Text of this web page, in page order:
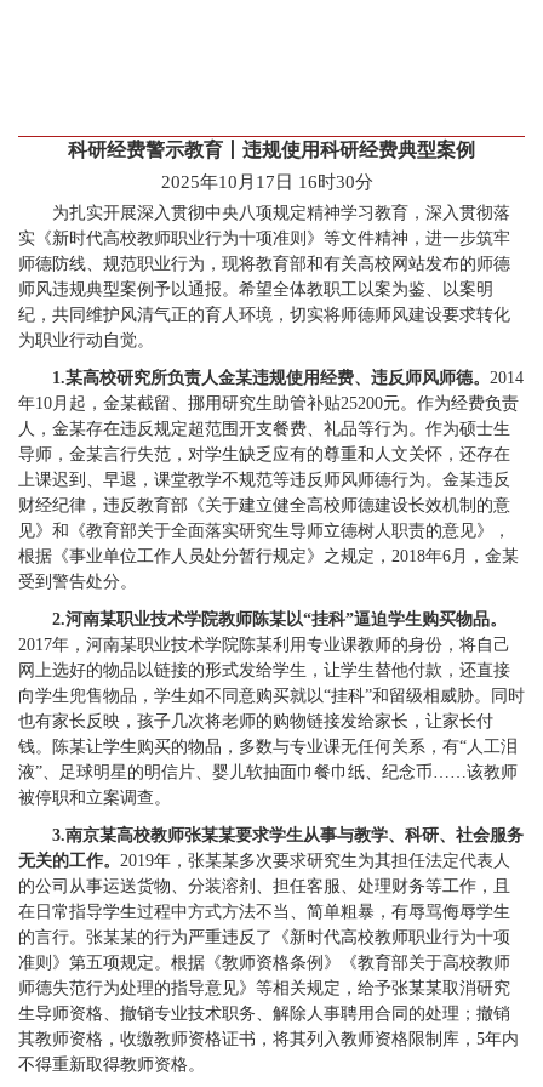
科研经费警示教育丨违规使用科研经费典型案例
2025年10月17日 16时30分
为扎实开展深入贯彻中央八项规定精神学习教育，深入贯彻落
实《新时代高校教师职业行为十项准则》等文件精神，进一步筑牢
师德防线、规范职业行为，现将教育部和有关高校网站发布的师德
师风违规典型案例予以通报。希望全体教职工以案为鉴、以案明
纪，共同维护风清气正的育人环境，切实将师德师风建设要求转化
为职业行动自觉。
1.某高校研究所负责人金某违规使用经费、违反师风师德。 2014
年10月起，金某截留、挪用研究生助管补贴25200元。作为经费负责
人，金某存在违反规定超范围开支餐费、礼品等行为。作为硕士生
导师，金某言行失范，对学生缺乏应有的尊重和人文关怀，还存在
上课迟到、早退，课堂教学不规范等违反师风师德行为。金某违反
财经纪律，违反教育部《关于建立健全高校师德建设长效机制的意
见》和《教育部关于全面落实研究生导师立德树人职责的意见》，
根据《事业单位工作人员处分暂行规定》之规定，2018年6月，金某
受到警告处分。
2.河南某职业技术学院教师陈某以“挂科”逼迫学生购买物品。
2017年，河南某职业技术学院陈某利用专业课教师的身份，将自己
网上选好的物品以链接的形式发给学生，让学生替他付款，还直接
向学生兜售物品，学生如不同意购买就以“挂科”和留级相威胁。同时
也有家长反映，孩子几次将老师的购物链接发给家长，让家长付
钱。陈某让学生购买的物品，多数与专业课无任何关系，有“人工泪
液”、足球明星的明信片、婴儿软抽面巾餐巾纸、纪念币……该教师
被停职和立案调查。
3.南京某高校教师张某某要求学生从事与教学、科研、社会服务
无关的工作。 2019年，张某某多次要求研究生为其担任法定代表人
的公司从事运送货物、分装溶剂、担任客服、处理财务等工作，且
在日常指导学生过程中方式方法不当、简单粗暴，有辱骂侮辱学生
的言行。张某某的行为严重违反了《新时代高校教师职业行为十项
准则》第五项规定。根据《教师资格条例》《教育部关于高校教师
师德失范行为处理的指导意见》等相关规定，给予张某某取消研究
生导师资格、撤销专业技术职务、解除人事聘用合同的处理；撤销
其教师资格，收缴教师资格证书，将其列入教师资格限制库，5年内
不得重新取得教师资格。